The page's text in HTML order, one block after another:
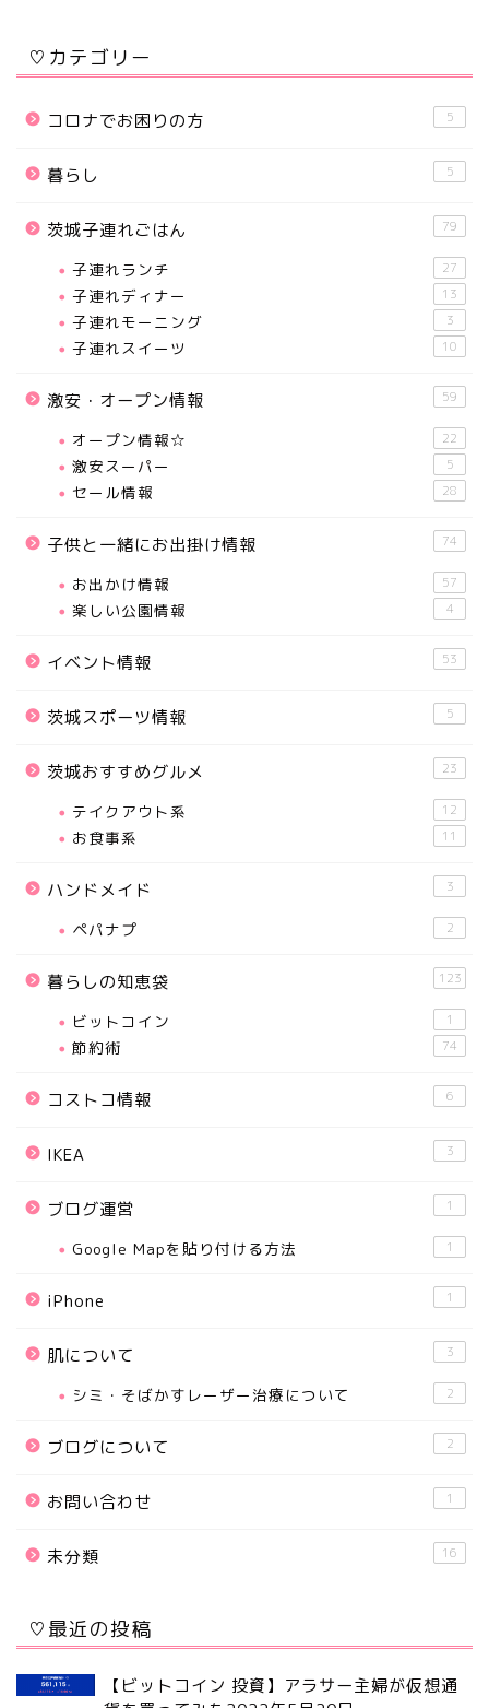
♡カテゴリー
コロナでお困りの方 5
暮らし 5
茨城子連れごはん 79
子連れランチ 27
子連れディナー 13
子連れモーニング 3
子連れスイーツ 10
激安・オープン情報 59
オープン情報☆ 22
激安スーパー 5
セール情報 28
子供と一緒にお出掛け情報 74
お出かけ情報 57
楽しい公園情報 4
イベント情報 53
茨城スポーツ情報 5
茨城おすすめグルメ 23
テイクアウト系 12
お食事系 11
ハンドメイド 3
ペパナプ 2
暮らしの知恵袋 123
ビットコイン 1
節約術 74
コストコ情報 6
IKEA 3
ブログ運営 1
Google Mapを貼り付ける方法 1
iPhone 1
肌について 3
シミ・そばかすレーザー治療について 2
ブログについて 2
お問い合わせ 1
未分類 16
♡最近の投稿
【ビットコイン 投資】アラサー主婦が仮想通